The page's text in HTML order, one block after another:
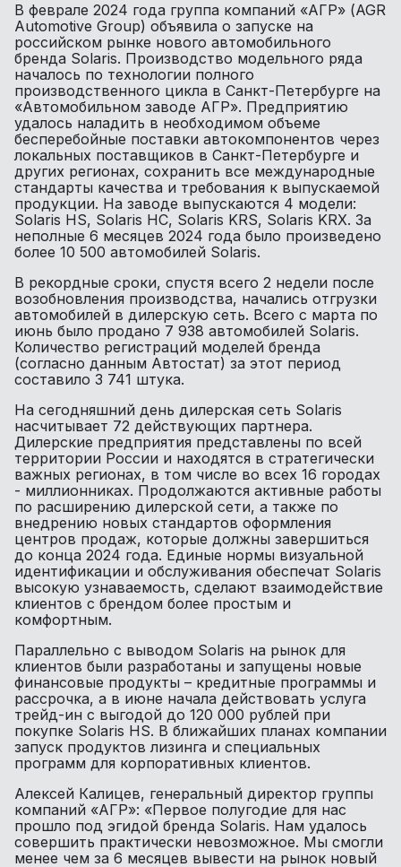
В феврале 2024 года группа компаний «АГР» (AGR
Automotive Group) объявила о запуске на
российском рынке нового автомобильного
бренда Solaris. Производство модельного ряда
началось по технологии полного
производственного цикла в Санкт-Петербурге на
«Автомобильном заводе АГР». Предприятию
удалось наладить в необходимом объеме
бесперебойные поставки автокомпонентов через
локальных поставщиков в Санкт-Петербурге и
других регионах, сохранить все международные
стандарты качества и требования к выпускаемой
продукции. На заводе выпускаются 4 модели:
Solaris HS, Solaris HC, Solaris KRS, Solaris KRX. За
неполные 6 месяцев 2024 года было произведено
более 10 500 автомобилей Solaris.
В рекордные сроки, спустя всего 2 недели после
возобновления производства, начались отгрузки
автомобилей в дилерскую сеть. Всего с марта по
июнь было продано 7 938 автомобилей Solaris.
Количество регистраций моделей бренда
(согласно данным Автостат) за этот период
составило 3 741 штука.
На сегодняшний день дилерская сеть Solaris
насчитывает 72 действующих партнера.
Дилерские предприятия представлены по всей
территории России и находятся в стратегически
важных регионах, в том числе во всех 16 городах
- миллионниках. Продолжаются активные работы
по расширению дилерской сети, а также по
внедрению новых стандартов оформления
центров продаж, которые должны завершиться
до конца 2024 года. Единые нормы визуальной
идентификации и обслуживания обеспечат Solaris
высокую узнаваемость, сделают взаимодействие
клиентов с брендом более простым и
комфортным.
Параллельно с выводом Solaris на рынок для
клиентов были разработаны и запущены новые
финансовые продукты – кредитные программы и
рассрочка, а в июне начала действовать услуга
трейд-ин с выгодой до 120 000 рублей при
покупке Solaris HS. В ближайших планах компании
запуск продуктов лизинга и специальных
программ для корпоративных клиентов.
Алексей Калицев, генеральный директор группы
компаний «АГР»: «Первое полугодие для нас
прошло под эгидой бренда Solaris. Нам удалось
совершить практически невозможное. Мы смогли
менее чем за 6 месяцев вывести на рынок новый